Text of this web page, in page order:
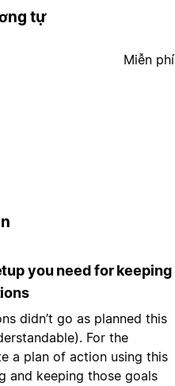
tự
Miễn phí
you need for keeping
didn’t go as planned this
For the
a plan of action using this
and keeping those goals